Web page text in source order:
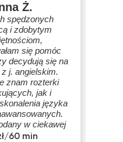
Ż.
spędzonych
i zdobytym
się pomóc
decydują się na
j. angielskim.
znam rozterki
jak i
języka
w ciekawej
daje dużo
60 min